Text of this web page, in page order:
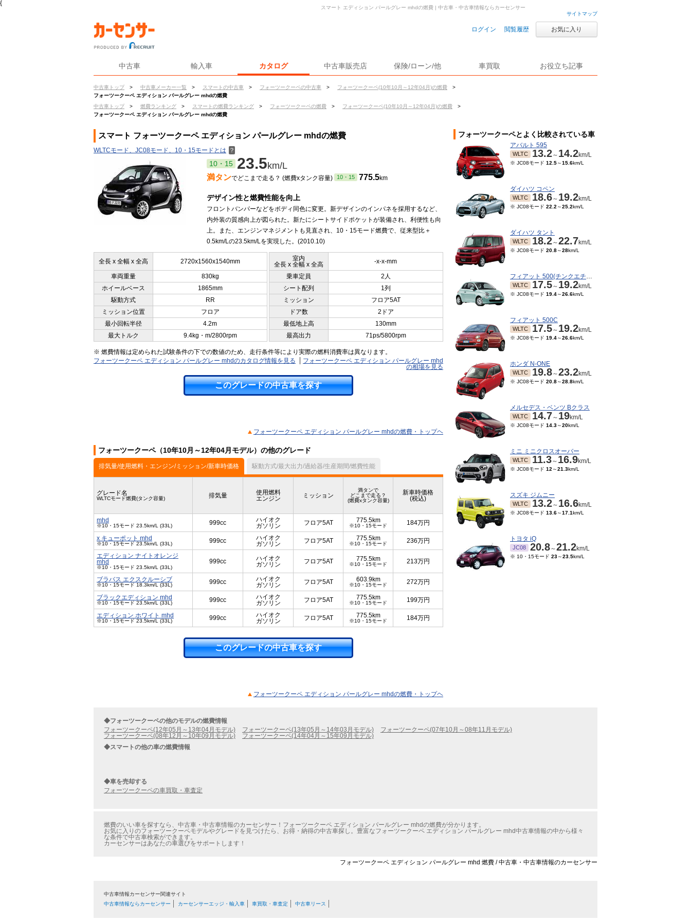
{
サイトマップ
ログイン 閲覧履歴 お気に入り
中古車 輸入車 カタログ 中古車販売店 保険/ローン/他 車買取 お役立ち記事
中古車トップ > 中古車メーカー一覧 > スマートの中古車 > フォーツークーペの中古車 > フォーツークーペ(10年10月～12年04月)の燃費
>
フォーツークーペ エディション パールグレー mhdの燃費
中古車トップ
> 燃費ランキング > スマートの燃費ランキング > フォーツークーペの燃費 > フォーツークーペ(10年10月～12年04月)の燃費
>
フォーツークーペ エディション パールグレー mhdの燃費
スマート エディション パールグレー mhdの燃費 | 中古車・中古車情報ならカーセンサー
スマート フォーツークーペ エディション パールグレー mhdの燃費
WLTCモード、JC08モード、10・15モードとは ？
10・15 23.5km/L
満タンでどこまで走る？ (燃費xタンク容量) 10・15 775.5km
デザイン性と燃費性能を向上
フロントバンパーなどをボディ同色に変更。新デザインのインパネを採用するなど、
内外装の質感向上が図られた。新たにシートサイドポケットが装備され、利便性も向
上。また、エンジンマネジメントも見直され、10・15モード燃費で、従来型比＋
0.5km/Lの23.5km/Lを実現した。(2010.10)
全長 x 全幅 x 全高 2720x1560x1540mm
室内
全長 x 全幅 x 全高
-x-x-mm
車両重量 830kg 乗車定員
2人
ホイールベース
1865mm シート配列
1列
駆動方式
RR ミッション
フロア5AT
ミッション位置
フロア ドア数
2ドア
最小回転半径
4.2m 最低地上高
130mm
最大トルク
9.4kg・m/2800rpm 最高出力 71ps/5800rpm
※ 燃費情報は定められた試験条件の下での数値のため、走行条件等により実際の燃料消費率は異なります。
フォーツークーペ エディション パールグレー mhdのカタログ情報を見る
フォーツークーペ エディション パールグレー mhd
の相場を見る
このグレードの中古車を探す
フォーツークーペ エディション パールグレー mhdの燃費・トップヘ
フォーツークーペ（10年10月～12年04月モデル）の他のグレード
排気量/使用燃料・エンジン/ミッション/新車時価格 駆動方式/最大出力/過給器/生産期間/燃費性能
グレード名
WLTCモード燃費(タンク容量) 排気量
使用燃料
エンジン
ミッション
満タンで
どこまで走る？
(燃費xタンク容量)
新車時価格
(税込)
mhd
※10・15モード 23.5km/L (33L) 999cc
ハイオク
ガソリン
フロア5AT 775.5km
※10・15モード 184万円
x キューポット mhd
※10・15モード 23.5km/L (33L) 999cc
ハイオク
ガソリン
フロア5AT 775.5km
※10・15モード 236万円
エディション ナイトオレンジ
mhd
※10・15モード 23.5km/L (33L)
999cc
ハイオク
ガソリン
フロア5AT 775.5km
※10・15モード 213万円
ブラバス エクスクルーシブ
※10・15モード 18.3km/L (33L) 999cc
ハイオク
ガソリン
フロア5AT 603.9km
※10・15モード 272万円
ブラックエディション mhd
※10・15モード 23.5km/L (33L) 999cc
ハイオク
ガソリン
フロア5AT 775.5km
※10・15モード 199万円
エディション ホワイト mhd
※10・15モード 23.5km/L (33L) 999cc
ハイオク
ガソリン
フロア5AT 775.5km
※10・15モード 184万円
このグレードの中古車を探す
フォーツークーペ エディション パールグレー mhdの燃費・トップヘ
フォーツークーペとよく比較されている車
アバルト 595
WLTC 13.2～ 14.2km/L
※ JC08モード 12.5～15.6km/L
ダイハツ コペン
WLTC 18.6～ 19.2km/L
※ JC08モード 22.2 ～25.2km/L
ダイハツ タント
WLTC 18.2～22.7km/L
※ JC08モード 20.8～28km/L
フィアット 500(チンクエチェント)
WLTC 17.5～ 19.2km/L
※ JC08モード 19.4～26.6km/L
フィアット 500C
WLTC 17.5～ 19.2km/L
※ JC08モード 19.4～26.6km/L
ホンダ N-ONE
WLTC 19.8～23.2km/L
※ JC08モード 20.8～28.8km/L
メルセデス・ベンツ Bクラス
WLTC 14.7～ 19km/L
※ JC08モード 14.3～20km/L
ミニ ミニクロスオーバー
WLTC 11.3～ 16.9km/L
※ JC08モード 12 ～21.3km/L
スズキ ジムニー
WLTC 13.2～ 16.6km/L
※ JC08モード 13.6～17.1km/L
トヨタ iQ
JC08 20.8～21.2km/L
※ 10・15モード 23～23.5km/L
◆フォーツークーペの他のモデルの燃費情報
フォーツークーペ(12年05月～13年04月モデル)
フォーツークーペ(13年05月～14年03月モデル)
フォーツークーペ(07年10月～08年11月モデル)
フォーツークーペ(08年12月～10年09月モデル)
フォーツークーペ(14年04月～15年09月モデル)
◆スマートの他の車の燃費情報
◆車を売却する
フォーツークーペの車買取・車査定
燃費のいい車を探すなら、中古車・中古車情報のカーセンサー！フォーツークーペ エディション パールグレー mhdの燃費が分かります。
お気に入りのフォーツークーペモデルやグレードを見つけたら、お得・納得の中古車探し。豊富なフォーツークーペ エディション パールグレー mhd中古車情報の中から様々
な条件で中古車検索ができます。
カーセンサーはあなたの車選びをサポートします！
フォーツークーペ エディション パールグレー mhd 燃費 / 中古車・中古車情報のカーセンサー
中古車情報カーセンサー関連サイト
中古車情報ならカーセンサー
カーセンサーエッジ・輸入車 車買取・車査定 中古車リース